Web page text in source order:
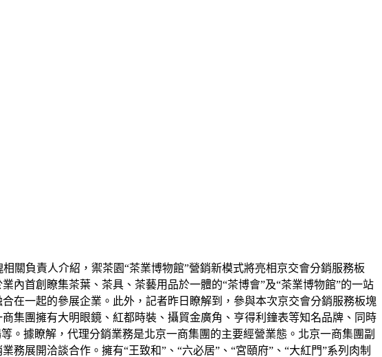
關負責人介紹，禦茶園“茶業博物館”營銷新模式將亮相京交會分銷服務板
首創瞭集茶葉、茶具、茶藝用品於一體的“茶博會”及“茶業博物館”的一站
在一起的參展企業。此外，記者昨日瞭解到，參與本次京交會分銷服務板塊
集團擁有大明眼鏡、紅都時裝、攝貿金廣角、亨得利鐘表等知名品牌、同時
。據瞭解，代理分銷業務是北京一商集團的主要經營業態。北京一商集團副
展開洽談合作。擁有“王致和”、“六必居”、“宮頤府”、“大紅門”系列肉制